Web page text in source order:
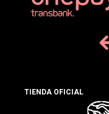
TIENDA OFICIAL